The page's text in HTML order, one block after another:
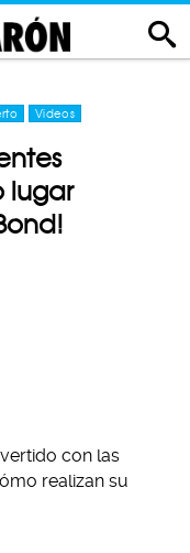
Videos
lugar
con las
realizan su